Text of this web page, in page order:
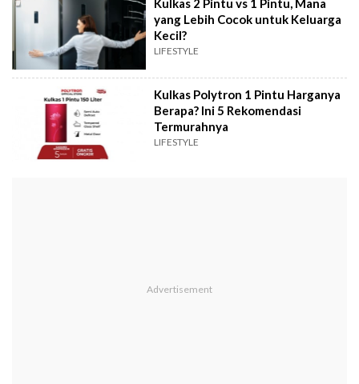
Kulkas 2 Pintu vs 1 Pintu, Mana
yang Lebih Cocok untuk Keluarga
Kecil?
LIFESTYLE
Kulkas Polytron 1 Pintu Harganya
Berapa? Ini 5 Rekomendasi
Termurahnya
LIFESTYLE